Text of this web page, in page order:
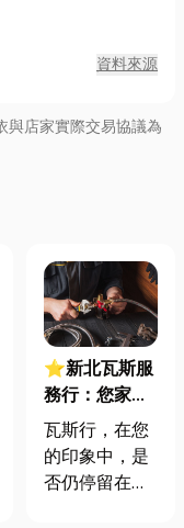
資料來源
與店家實際交易協議為
⭐新北瓦斯服
務行：您家的
安全與便利，
瓦斯行一手包
辦！
瓦斯行，在您
的印象中，是
否仍停留在單